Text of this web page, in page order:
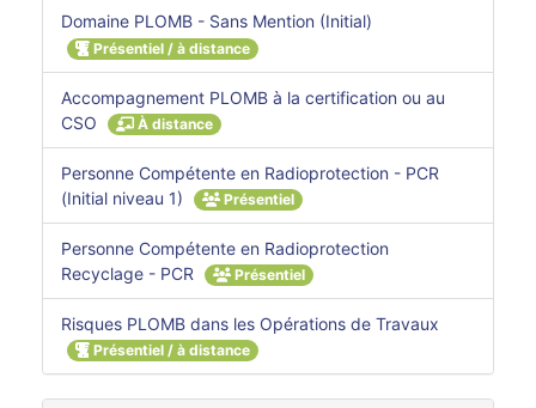
Domaine PLOMB - Sans Mention (Initial)
Présentiel / à distance
Accompagnement PLOMB à la certification ou au
CSO
À distance
Personne Compétente en Radioprotection - PCR
(Initial niveau 1)
Présentiel
Personne Compétente en Radioprotection
Recyclage - PCR
Présentiel
Risques PLOMB dans les Opérations de Travaux
Présentiel / à distance